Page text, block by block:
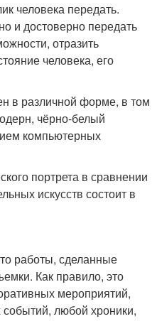
человека передать.
и достоверно передать
отразить
человека, его
в различной форме, в том
чёрно-белый
компьютерных
портрета в сравнении
искусств состоит в
работы, сделанные
Как правило, это
мероприятий,
любой хроники,